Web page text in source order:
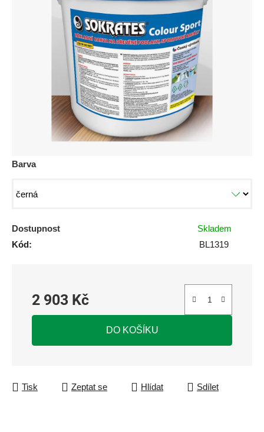
Barva
Dostupnost
Skladem
Kód:
BL1319
2 903 Kč
Měrná cena:
DO KOŠÍKU
Tisk Zeptat se Hlídat Sdílet